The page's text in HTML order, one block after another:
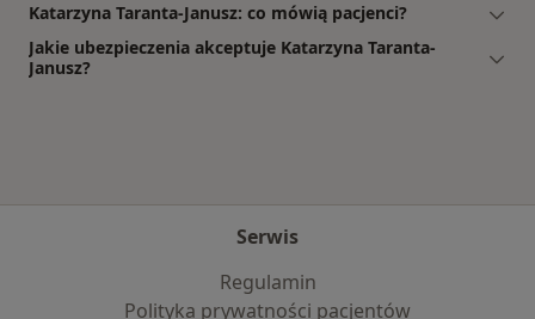
Katarzyna Taranta-Janusz: co mówią pacjenci?
Jakie ubezpieczenia akceptuje Katarzyna Taranta-
Janusz?
Serwis
Regulamin
Polityka prywatności pacjentów